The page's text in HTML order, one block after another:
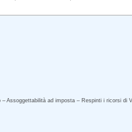
Assoggettabilità ad imposta – Respinti i ricorsi di